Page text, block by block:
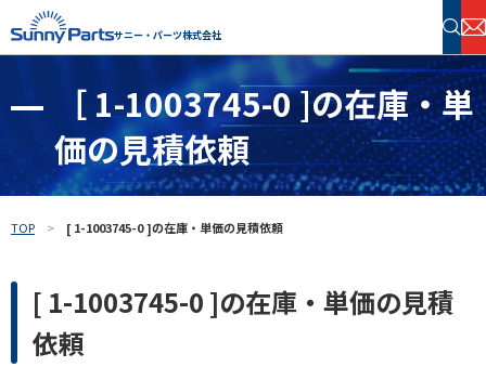
サニー・パーツ株式会社
半導体・電子部品 在庫検索
フリーワードで探す
［ 1-1003745-0 ]の在庫・単
価の見積依頼
TOP [ 1-1003745-0 ]の在庫・単価の見積依頼
[ 1-1003745-0 ]の在庫・単価の見積
依頼